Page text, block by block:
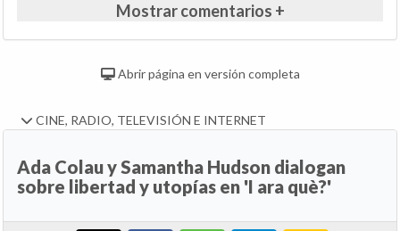
Mostrar comentarios +
Abrir página en versión completa
CINE, RADIO, TELEVISIÓN E INTERNET
Ada Colau y Samantha Hudson dialogan
sobre libertad y utopías en 'I ara què?'